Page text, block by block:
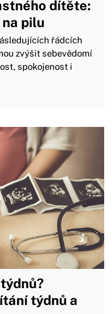
dítěte:
pilu
řádcích
zvýšit sebevědomí
spokojenost i
týdnů a